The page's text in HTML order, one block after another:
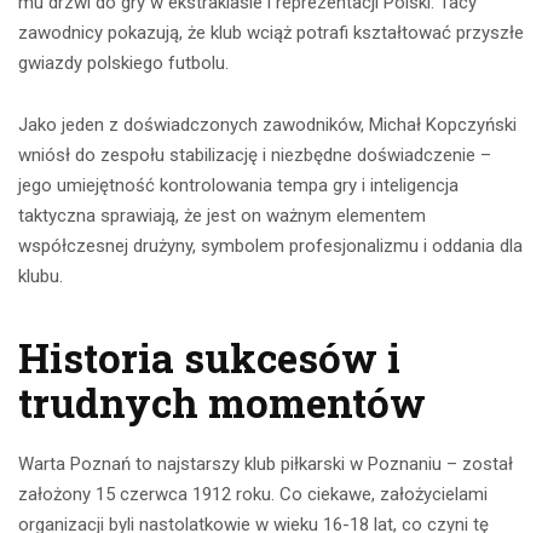
zawodnicy pokazują, że klub wciąż potrafi kształtować przyszłe
gwiazdy polskiego futbolu.
Jako jeden z doświadczonych zawodników, Michał Kopczyński
wniósł do zespołu stabilizację i niezbędne doświadczenie –
jego umiejętność kontrolowania tempa gry i inteligencja
taktyczna sprawiają, że jest on ważnym elementem
współczesnej drużyny, symbolem profesjonalizmu i oddania dla
klubu.
Historia sukcesów i
trudnych momentów
Warta Poznań to najstarszy klub piłkarski w Poznaniu – został
założony 15 czerwca 1912 roku. Co ciekawe, założycielami
organizacji byli nastolatkowie w wieku 16-18 lat, co czyni tę